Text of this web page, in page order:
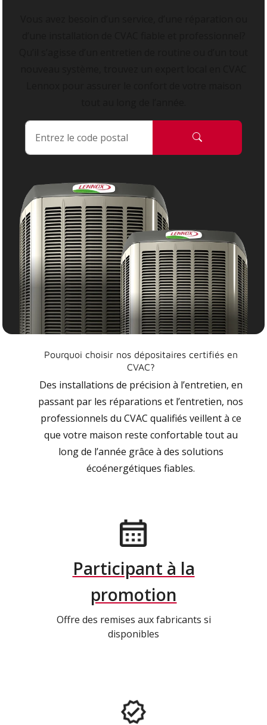
Pourquoi choisir nos dépositaires certifiés en
CVAC?
Des installations de précision à l’entretien, en
passant par les réparations et l’entretien, nos
professionnels du CVAC qualifiés veillent à ce
que votre maison reste confortable tout au
long de l’année grâce à des solutions
écoénergétiques fiables.
Participant à la
promotion
Offre des remises aux fabricants si
disponibles